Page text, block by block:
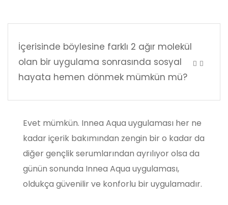
İçerisinde böylesine farklı 2 ağır molekül
olan bir uygulama sonrasında sosyal
hayata hemen dönmek mümkün mü?
Evet mümkün. Innea Aqua uygulaması her ne
kadar içerik bakımından zengin bir o kadar da
diğer gençlik serumlarından ayrılıyor olsa da
günün sonunda Innea Aqua uygulaması,
oldukça güvenilir ve konforlu bir uygulamadır.